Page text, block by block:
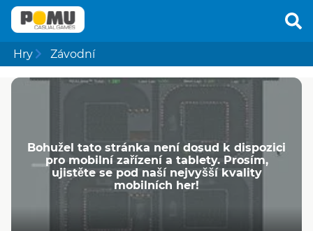
Hry Závodní
Bohužel tato stránka není dosud k dispozici
pro mobilní zařízení a tablety. Prosím,
ujistěte se pod naší nejvyšší kvality
mobilních her!